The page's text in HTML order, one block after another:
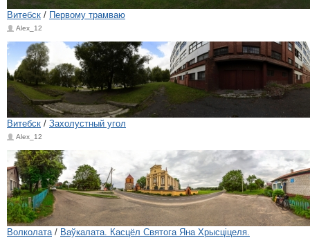
Витебск / Первому трамваю
Alex_12
Витебск / Захолустный угол
Alex_12
Волколата/ Ваўкалата. Касцёл Святога Яна Хрысцiцеля.